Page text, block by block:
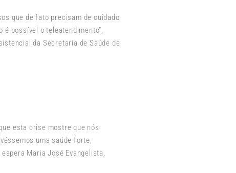
que de fato precisam de cuidado
é possível o teleatendimento”,
da Secretaria de Saúde de
esta crise mostre que nós
uma saúde forte,
Maria José Evangelista,